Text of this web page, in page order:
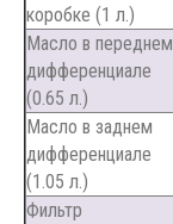
коробке (1 л.)
Масло в переднем
дифференциале
(0.65 л.)
Масло в заднем
дифференциале
(1.05 л.)
Фильтр